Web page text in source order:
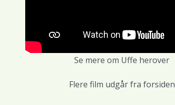
Se mere om Uffe herover
Flere film udgår fra forsiden